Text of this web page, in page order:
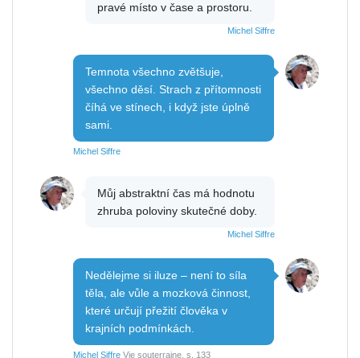
pravé místo v čase a prostoru.
Michel Siffre
Temnota všechno zvětšuje,
všechno děsí. Strach z přítomnosti
číhá ve stínech, i když jste úplně
sami.
Michel Siffre
Můj abstraktní čas má hodnotu
zhruba poloviny skutečné doby.
Michel Siffre
Nedělejme si iluze – není to síla
těla, ale vůle a mozková činnost,
které určují přežití člověka v
krajních podmínkách.
Michel Siffre Vie souterraine, s. 133